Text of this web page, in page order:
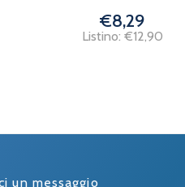
€8,29
Listino: €12,90
un messaggio